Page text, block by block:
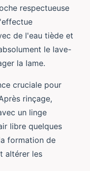
respectueuse
de l'eau tiède et
le lave-
la lame.
cruciale pour
rinçage,
un linge
libre quelques
formation de
altérer les